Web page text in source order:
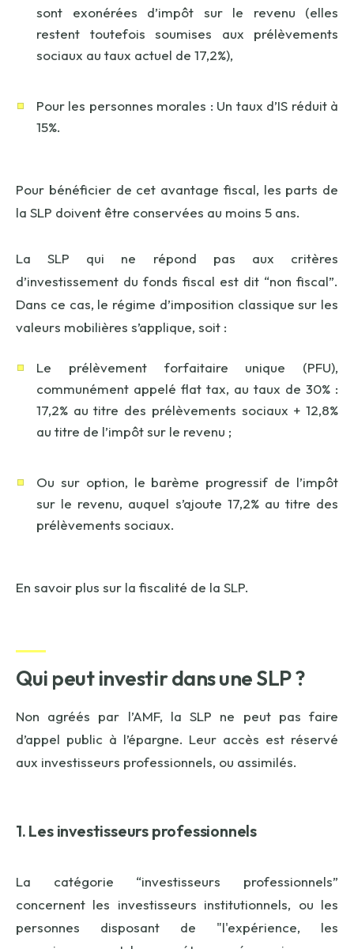
sont exonérées d’impôt sur le revenu (elles
restent toutefois soumises aux prélèvements
sociaux au taux actuel de 17,2%),
Pour les personnes morales : Un taux d’IS réduit à
15%.
Pour bénéficier de cet avantage fiscal, les parts de
la SLP doivent être conservées au moins 5 ans.
La SLP qui ne répond pas aux critères
d’investissement du fonds fiscal est dit “non fiscal”.
Dans ce cas, le régime d’imposition classique sur les
valeurs mobilières s’applique, soit :
Le prélèvement forfaitaire unique (PFU),
communément appelé flat tax, au taux de 30% :
17,2% au titre des prélèvements sociaux + 12,8%
au titre de l’impôt sur le revenu ;
Ou sur option, le barème progressif de l’impôt
sur le revenu, auquel s’ajoute 17,2% au titre des
prélèvements sociaux.
En savoir plus sur la fiscalité de la SLP.
Qui peut investir dans une SLP ?
Non agréés par l’AMF, la SLP ne peut pas faire
d’appel public à l’épargne. Leur accès est réservé
aux investisseurs professionnels, ou assimilés.
1. Les investisseurs professionnels
La catégorie “investisseurs professionnels”
concernent les investisseurs institutionnels, ou les
personnes disposant de "l'expérience, les